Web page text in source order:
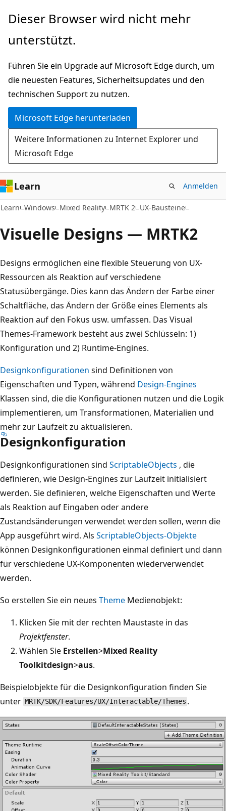
Zu
wechseln
Dieser Browser wird nicht mehr
unterstützt.
Führen Sie ein Upgrade auf Microsoft Edge durch, um
die neuesten Features, Sicherheitsupdates und den
technischen Support zu nutzen.
Microsoft Edge herunterladen
Weitere Informationen zu Internet Explorer und
Microsoft Edge
Learn Anmelden
Learn Windows Mixed Reality MRTK 2 UX-Bausteine
Visuelle Designs — MRTK2
Designs ermöglichen eine flexible Steuerung von UX-
Ressourcen als Reaktion auf verschiedene
Statusübergänge. Dies kann das Ändern der Farbe einer
Schaltfläche, das Ändern der Größe eines Elements als
Reaktion auf den Fokus usw. umfassen. Das Visual
Themes-Framework besteht aus zwei Schlüsseln: 1)
Konfiguration und 2) Runtime-Engines.
Designkonfigurationen sind Definitionen von
Eigenschaften und Typen, während Design-Engines
Klassen sind, die die Konfigurationen nutzen und die Logik
implementieren, um Transformationen, Materialien und
mehr zur Laufzeit zu aktualisieren.
Designkonfiguration
Designkonfigurationen sind ScriptableObjects , die
definieren, wie Design-Engines zur Laufzeit initialisiert
werden. Sie definieren, welche Eigenschaften und Werte
als Reaktion auf Eingaben oder andere
Zustandsänderungen verwendet werden sollen, wenn die
App ausgeführt wird. Als ScriptableObjects-Objekte
können Designkonfigurationen einmal definiert und dann
für verschiedene UX-Komponenten wiederverwendet
werden.
So erstellen Sie ein neues Theme Medienobjekt:
Klicken Sie mit der rechten Maustaste in das
Projektfenster.
Wählen Sie Erstellen>Mixed Reality
Toolkitdesign>aus.
Beispielobjekte für die Designkonfiguration finden Sie
unter MRTK/SDK/Features/UX/Interactable/Themes .